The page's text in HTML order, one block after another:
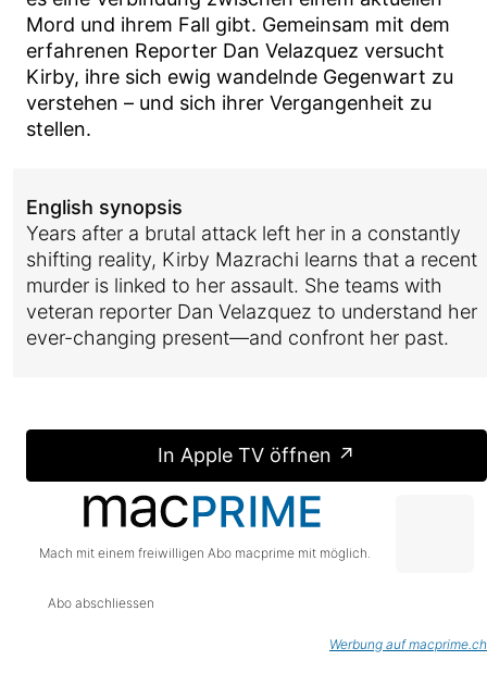
Mord und ihrem Fall gibt. Gemeinsam mit dem
erfahrenen Reporter Dan Velazquez versucht
Kirby, ihre sich ewig wandelnde Gegenwart zu
verstehen – und sich ihrer Vergangenheit zu
stellen.
English synopsis
Years after a brutal attack left her in a constantly
shifting reality, Kirby Mazrachi learns that a recent
murder is linked to her assault. She teams with
veteran reporter Dan Velazquez to understand her
ever-changing present—and confront her past.
In Apple TV öffnen ↗
Mach mit einem freiwilligen Abo macprime mit möglich.
Abo abschliessen
Werbung auf macprime.ch